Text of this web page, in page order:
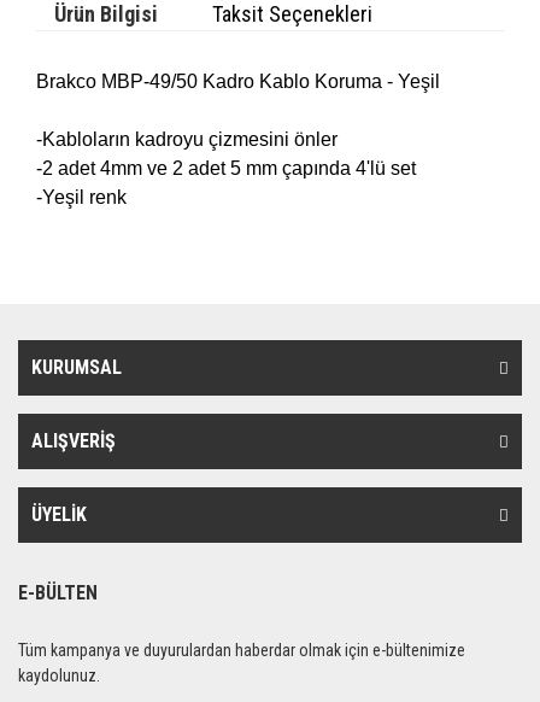
Ürün Bilgisi Taksit Seçenekleri
Brakco MBP-49/50 Kadro Kablo Koruma - Yeşil
-Kabloların kadroyu çizmesini önler
-2 adet 4mm ve 2 adet 5 mm çapında 4'lü set
-Yeşil renk
KURUMSAL
ALIŞVERİŞ
ÜYELİK
E-BÜLTEN
Tüm kampanya ve duyurulardan haberdar olmak için e-bültenimize
kaydolunuz.